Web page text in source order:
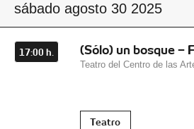
sábado agosto 30 2025
17:00 h. (Sólo) un bosque –
Teatro del Centro de las
Teatro